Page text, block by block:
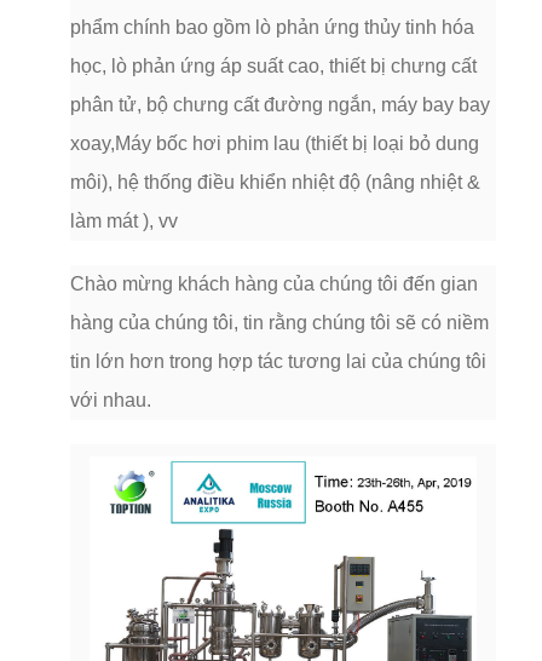
phẩm chính bao gồm lò phản ứng thủy tinh hóa
học, lò phản ứng áp suất cao, thiết bị chưng cất
phân tử, bộ chưng cất đường ngắn, máy bay bay
xoay,Máy bốc hơi phim lau (thiết bị loại bỏ dung
môi), hệ thống điều khiển nhiệt độ (nâng nhiệt &
làm mát ), vv
Chào mừng khách hàng của chúng tôi đến gian
hàng của chúng tôi, tin rằng chúng tôi sẽ có niềm
tin lớn hơn trong hợp tác tương lai của chúng tôi
với nhau.